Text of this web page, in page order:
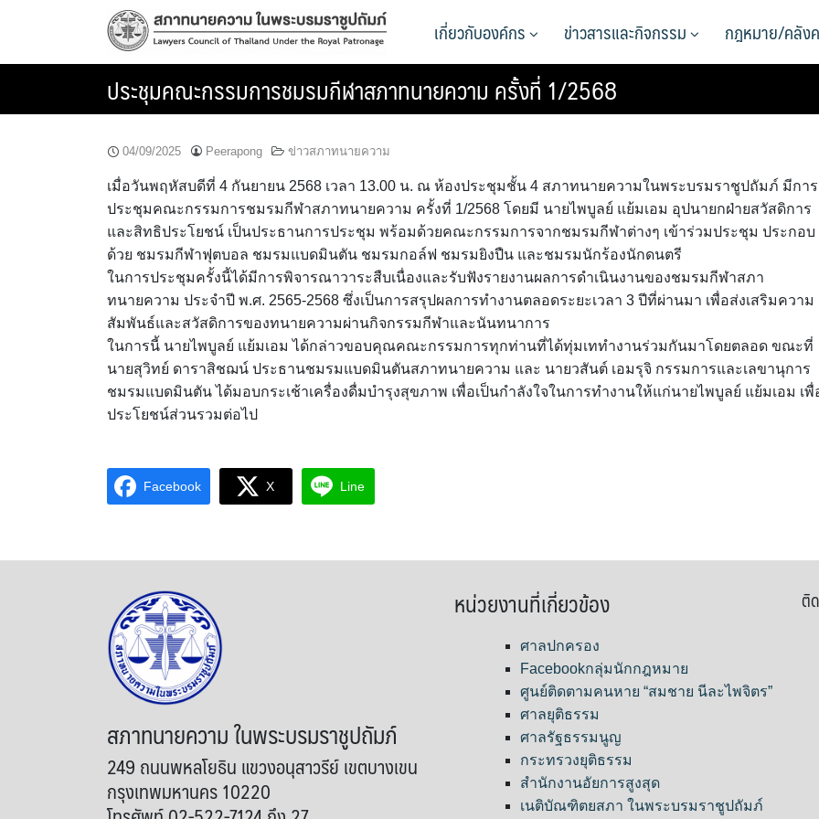
เกี่ยวกับองค์กร ข่าวสารและกิจกรรม กฎหมาย/คลัง
ประชุมคณะกรรมการชมรมกีฬาสภาทนายความ ครั้งที่ 1/2568
04/09/2025 Peerapong ข่าวสภาทนายความ
เมื่อวันพฤหัสบดีที่ 4 กันยายน 2568 เวลา 13.00 น. ณ ห้องประชุมชั้น 4 สภาทนายความในพระบรมราชูปถัมภ์ มีการ
ประชุมคณะกรรมการชมรมกีฬาสภาทนายความ ครั้งที่ 1/2568 โดยมี นายไพบูลย์ แย้มเอม อุปนายกฝ่ายสวัสดิการ
และสิทธิประโยชน์ เป็นประธานการประชุม พร้อมด้วยคณะกรรมการจากชมรมกีฬาต่างๆ เข้าร่วมประชุม ประกอบ
ด้วย ชมรมกีฬาฟุตบอล ชมรมแบดมินตัน ชมรมกอล์ฟ ชมรมยิงปืน และชมรมนักร้องนักดนตรี
ในการประชุมครั้งนี้ได้มีการพิจารณาวาระสืบเนื่องและรับฟังรายงานผลการดำเนินงานของชมรมกีฬาสภา
ทนายความ ประจำปี พ.ศ. 2565-2568 ซึ่งเป็นการสรุปผลการทำงานตลอดระยะเวลา 3 ปีที่ผ่านมา เพื่อส่งเสริมความ
สัมพันธ์และสวัสดิการของทนายความผ่านกิจกรรมกีฬาและนันทนาการ
ในการนี้ นายไพบูลย์ แย้มเอม ได้กล่าวขอบคุณคณะกรรมการทุกท่านที่ได้ทุ่มเททำงานร่วมกันมาโดยตลอด ขณะที่
นายสุวิทย์ ดาราสิชฌน์ ประธานชมรมแบดมินตันสภาทนายความ และ นายวสันต์ เอมรุจิ กรรมการและเลขานุการ
ชมรมแบดมินตัน ได้มอบกระเช้าเครื่องดื่มบำรุงสุขภาพ เพื่อเป็นกำลังใจในการทำงานให้แก่นายไพบูลย์ แย้มเอม เพื่
ประโยชน์ส่วนรวมต่อไป
Facebook X Line
สภาทนายความ ในพระบรมราชูปถัมภ์
249 ถนนพหลโยธิน แขวงอนุสาวรีย์ เขตบางเขน
กรุงเทพมหานคร 10220
หน่วยงานที่เกี่ยวข้อง
ศาลปกครอง
Facebookกลุ่มนักกฎหมาย
ศูนย์ติดตามคนหาย “สมชาย นีละไพจิตร”
ศาลยุติธรรม
ศาลรัฐธรรมนูญ
กระทรวงยุติธรรม
สำนักงานอัยการสูงสุด
เนติบัณฑิตยสภา ในพระบรมราชูปถัมภ์
ติ